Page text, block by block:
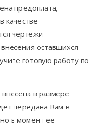
предоплата,
качестве
чертежи
оставшихся
готовую работу по
в размере
передана Вам в
в момент ее